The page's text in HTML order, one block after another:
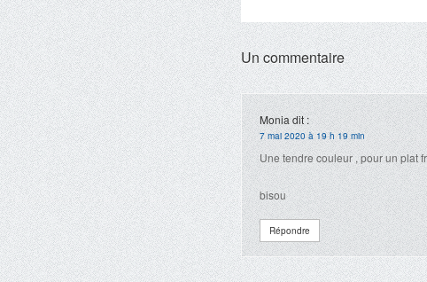
Un commentaire
Moniadit :
7 mai 2020 à 19 h 19 min
Une tendre couleur , pour un plat
bisou
Répondre